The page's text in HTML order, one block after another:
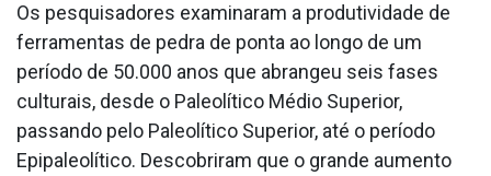
Os pesquisadores examinaram a produtividade de
ferramentas de pedra de ponta ao longo de um
período de 50.000 anos que abrangeu seis fases
culturais, desde o Paleolítico Médio Superior,
passando pelo Paleolítico Superior, até o período
Epipaleolítico. Descobriram que o grande aumento